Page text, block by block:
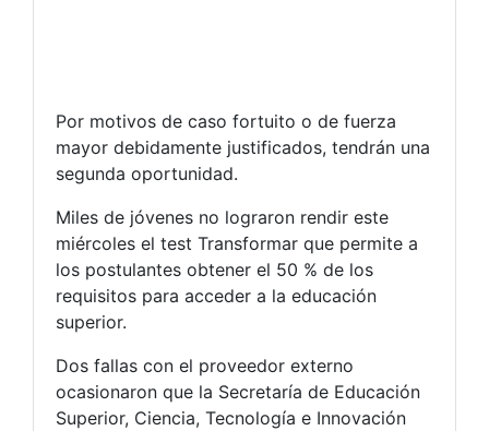
Por motivos de caso fortuito o de fuerza
mayor debidamente justificados, tendrán una
segunda oportunidad.
Miles de jóvenes no lograron rendir este
miércoles el test Transformar que permite a
los postulantes obtener el 50 % de los
requisitos para acceder a la educación
superior.
Dos fallas con el proveedor externo
ocasionaron que la Secretaría de Educación
Superior, Ciencia, Tecnología e Innovación